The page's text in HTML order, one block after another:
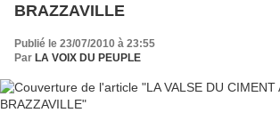
BRAZZAVILLE
Publié le 23/07/2010 à 23:55
Par LA VOIX DU PEUPLE